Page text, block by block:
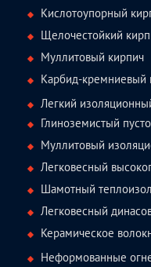
Кислотоупорный
Щелочестойкий
Муллитовый кирпич
Карбид-кремниевый
Легкий
Глиноземистый
Муллитовый
Легковесный
Шамотный
Легковесный
Керамическое
Неформованные